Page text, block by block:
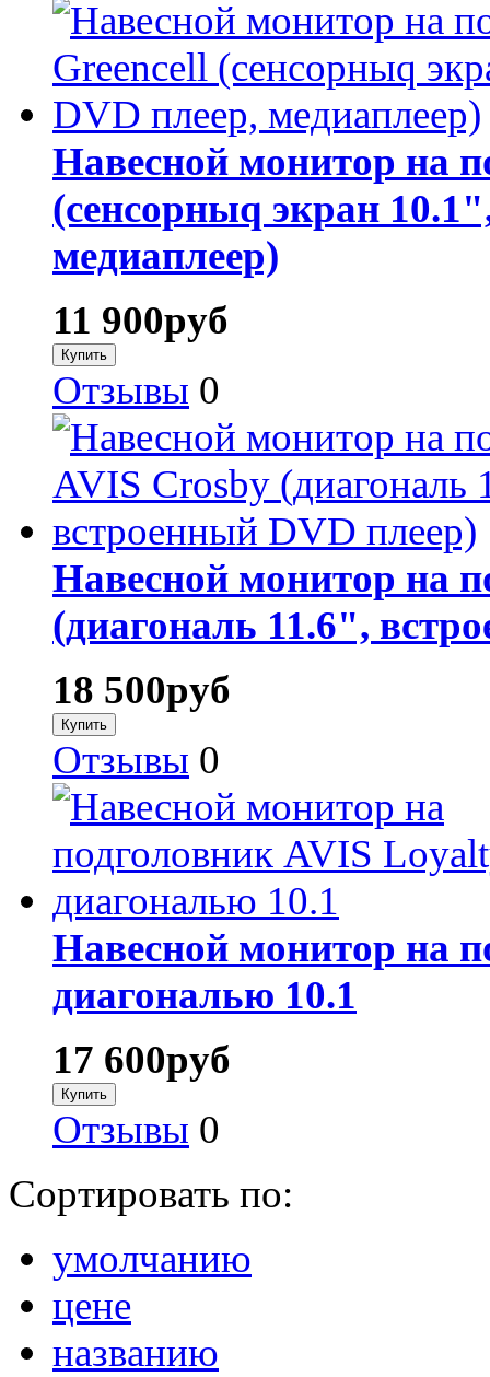
Навесной монитор на
(сенсорныq экран
медиаплеер)
11 900руб
Отзывы 0
Навесной монитор на
(диагональ 11.6",
18 500руб
Отзывы 0
Навесной монитор на
диагональю 10.1
17 600руб
Отзывы 0
Сортировать по:
умолчанию
цене
названию